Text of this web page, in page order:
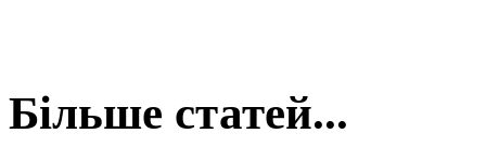
Більше статей...